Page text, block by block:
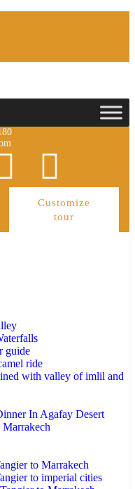
Customize
tour
guide
ride
with valley of imlil and
In Agafay Desert
to Marrakech
to imperial cities